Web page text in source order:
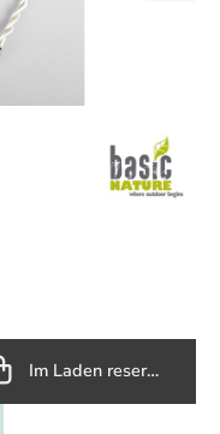
Im Laden reservieren